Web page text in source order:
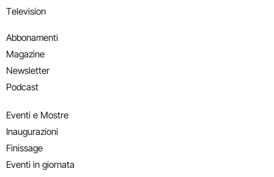
Television
Abbonamenti
Magazine
Newsletter
Podcast
Eventi e Mostre
Inaugurazioni
Finissage
Eventi in giornata